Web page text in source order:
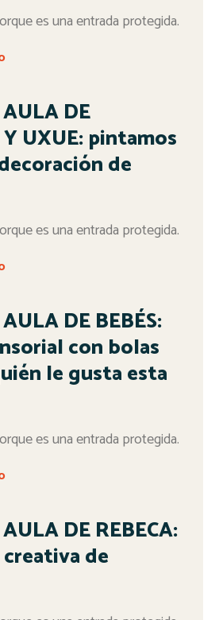
es una entrada protegida.
DE
UXUE: pintamos
de
es una entrada protegida.
DE BEBÉS:
con bolas
le gusta esta
es una entrada protegida.
DE REBECA:
de